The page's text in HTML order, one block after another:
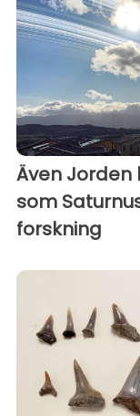
Även
som
forskning